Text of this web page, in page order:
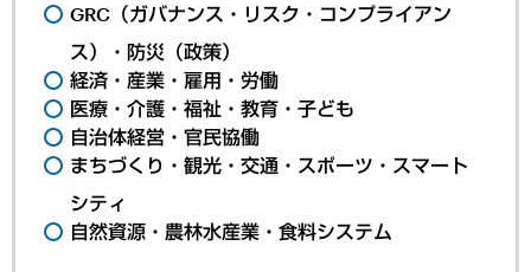
GRC（ガバナンス・リスク・コンプライアン
ス）・防災（政策）
経済・産業・雇用・労働
医療・介護・福祉・教育・子ども
自治体経営・官民協働
まちづくり・観光・交通・スポーツ・スマート
シティ
自然資源・農林水産業・食料システム